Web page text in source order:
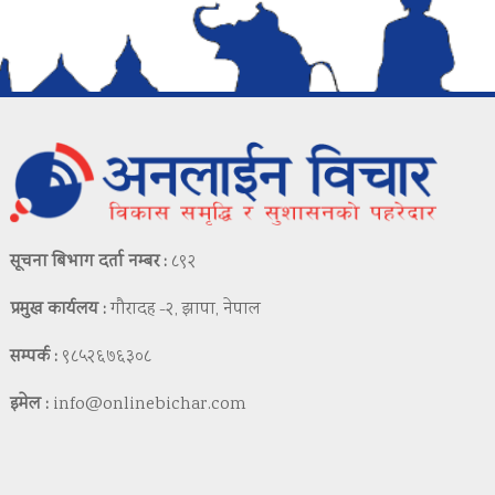
सूचना बिभाग दर्ता नम्बर : ८९२
प्रमुख कार्यलय :गौरादह -२, झापा, नेपाल
सम्पर्क : ९८५२६७६३०८
इमेल : info@onlinebichar.com